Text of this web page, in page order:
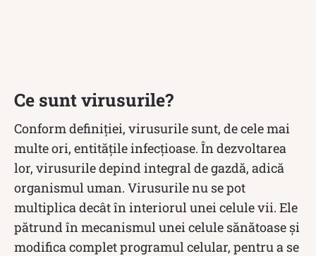
Ce sunt virusurile?
Conform definiției, virusurile sunt, de cele mai
multe ori, entitățile infecțioase. În dezvoltarea
lor, virusurile depind integral de gazdă, adică
organismul uman. Virusurile nu se pot
multiplica decât în interiorul unei celule vii. Ele
pătrund în mecanismul unei celule sănătoase și
modifica complet programul celular, pentru a se